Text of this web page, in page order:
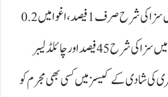
جنسی تشدد کے کیسز میں سزا کی شرح صرف 1 فیصد، اغوا میں 0.2
فیصد، بچوں کی سوداگری میں سزا کی شرح 45 فیصد اور چائلڈ لیبر
عمری کی شادی کے کیسز میں کسی بھی مجرم کو